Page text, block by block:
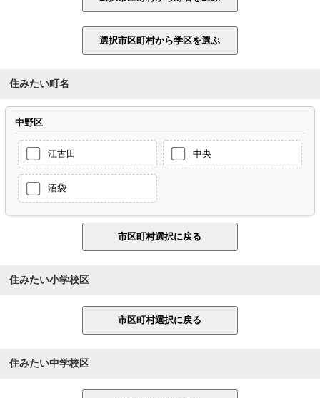
住みたい町名
中野区
江古田 中央
沼袋
住みたい小学校区
住みたい中学校区